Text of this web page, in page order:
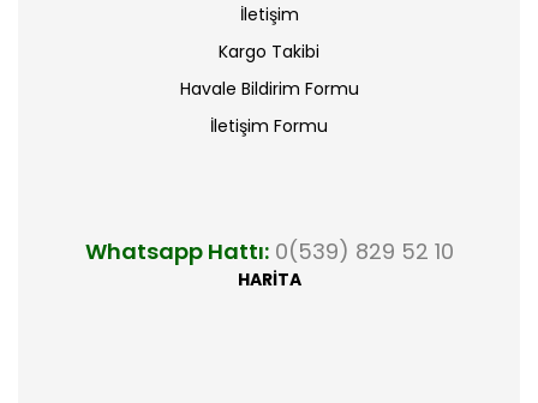
İletişim
Kargo Takibi
Havale Bildirim Formu
İletişim Formu
Whatsapp Hattı: 0(539) 829 52 10
HARİTA